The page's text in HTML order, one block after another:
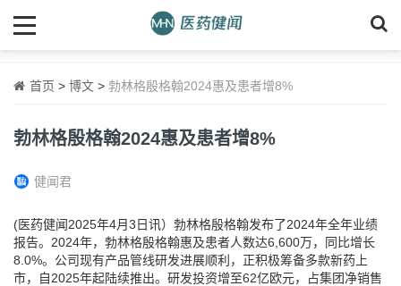
首页 > 博文 > 勃林格殷格翰2024惠及患者增8%
勃林格殷格翰2024惠及患者增8%
健闻君
(医药健闻2025年4月3日讯）勃林格殷格翰发布了2024年全年业绩
报告。2024年，勃林格殷格翰惠及患者人数达6,600万，同比增长
8.0%。公司现有产品管线研发进展顺利，正积极筹备多款新药上
市，自2025年起陆续推出。研发投资增至62亿欧元，占集团净销售